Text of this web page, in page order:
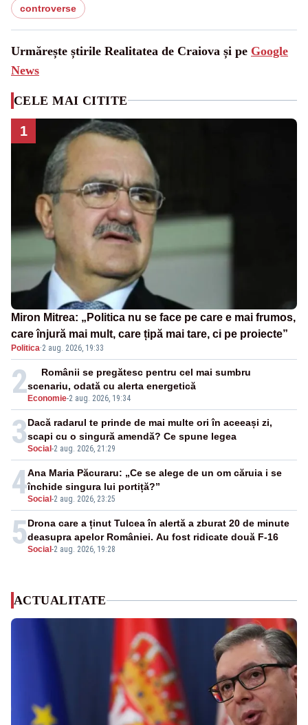
controverse
Urmărește știrile Realitatea de Craiova și pe Google
News
CELE MAI CITITE
1
Miron Mitrea: „Politica nu se face pe care e mai frumos,
care înjură mai mult, care țipă mai tare, ci pe proiecte”
Politica·2 aug. 2026, 19:33
2 Economie-2 aug. 2026, 19:34
Românii se pregătesc pentru cel mai sumbru
scenariu, odată cu alerta energetică
3Social -2 aug. 2026, 21:29
Dacă radarul te prinde de mai multe ori în aceeași zi,
scapi cu o singură amendă? Ce spune legea
4Social -2 aug. 2026, 23:25
Ana Maria Păcuraru: „Ce se alege de un om căruia i se
închide singura lui portiță?”
5Social -2 aug. 2026, 19:28
Drona care a ținut Tulcea în alertă a zburat 20 de minute
deasupra apelor României. Au fost ridicate două F-16
ACTUALITATE